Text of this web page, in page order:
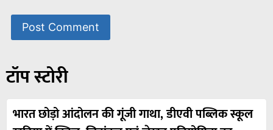
टॉप स्टोरी
भारत छोड़ो आंदोलन की गूंजी गाथा, डीएवी पब्लिक स्कूल